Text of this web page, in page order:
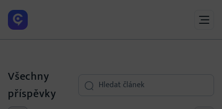
Všechny
příspěvky
Search